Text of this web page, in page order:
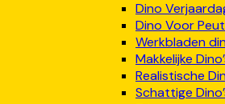
Dino
Dino Voor
Werkbladen
Makkelijke
Realistische
Schattige